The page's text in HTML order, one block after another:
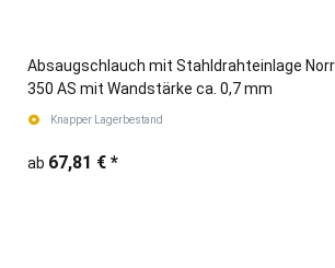
Absaugschlauch mit Stahldrahteinlage
350 AS mit Wandstärke ca. 0,7 mm
Knapper Lagerbestand
ab 67,81 € *